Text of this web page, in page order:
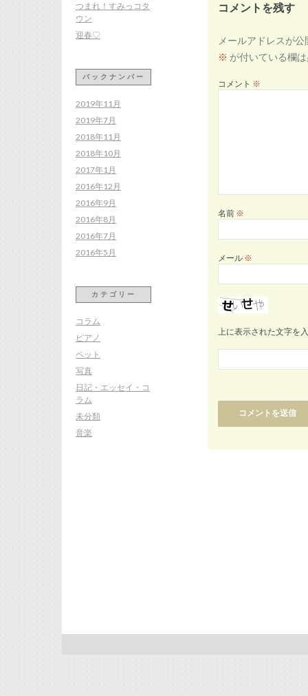
コメントを残す
メールアドレスが
※ が付いている欄
コメント ※
名前 ※
メール ※
上に表示された文字を
つまれ！すみっコタ
ウン
迎春♡
バックナンバー
2019年11月
2019年7月
2018年11月
2018年10月
2017年1月
2016年12月
2016年9月
2016年8月
2016年7月
2016年5月
カテゴリー
コラム
ピアノ
ペット
写真
日記・エッセイ・コ
ラム
未分類
音楽